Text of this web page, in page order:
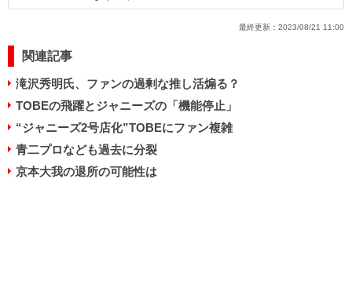
最終更新： 2023/08/21 11:00
関連記事
滝沢秀明氏、ファンの過剰な推し活煽る？
TOBEの飛躍とジャニーズの「機能停止」
“ジャニーズ2号店化”TOBEにファン複雑
青二プロなども過去に分裂
京本大我の退所の可能性は